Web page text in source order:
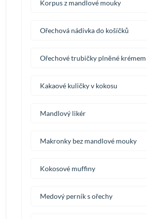
Korpus z mandlové mouky
Ořechová nádivka do košíčků
Ořechové trubičky plněné krémem
Kakaové kuličky v kokosu
Mandlový likér
Makronky bez mandlové mouky
Kokosové muffiny
Medový perník s ořechy